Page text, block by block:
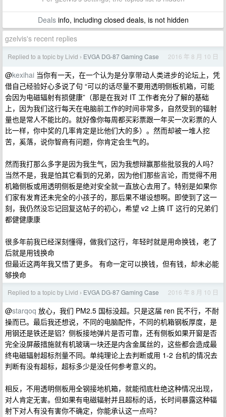
Dealsinfo, including closed deals, is not hidden
gzelvis's recent replies
Replied to a topic by Livid › EVGA DG-87 Gaming Case 2016 年 8 月 10 日
@kexihai 当你有一天，在一个认为是分享带动人类进步的论坛上，凭
借自己经验好心多说了句 “可以的话尽量不要用透明侧板机箱，可能
会因为电磁辐射有损健康”（那是在我对 IT 工作者充分了解的基础
上，因为我们这行每天在电脑前工作的时间非常多，自然受到的辐射
量也是常人不能比的。就好像你每周都买彩票跟一年买一次彩票的人
比一样，你中奖的几率肯定是比他们大的多）。然而却被一堆人挖
苦，奚落，说你智商有问题，你肯定会生气的。
然而我打那么多字是因为我生气，因为我想辩赢那些批驳我的人吗？
当然不是，我是怕其它看到的兄弟，因为他们那些言论，而觉得不用
机箱侧板或用透明侧板是绝对安全就一直放心去用了。特别是如果你
们家有发育还未完全的小孩子的，那后果不堪设想啊。即使到了这一
刻，我仍然没忘记回复这帖子的初心，希望 v2 上搞 IT 这行的兄弟们
都健健康康
很多年前我已经深刻懂得，做我们这行，年轻时就是用命换钱，老了
后就是用钱换命
但最近这两年我又悟了更多。 有命一定可以换钱，但有钱，却未必能
够换命
Replied to a topic by Livid › EVGA DG-87 Gaming Case 2016 年 8 月 10 日
@starqoq 放心，我们 PM2.5 国标没超。只是这届 ren 民不行，不耐
操而已。最后我还想说，不同的电脑配件，不同的机箱钢板厚度，是
用钢还是铁还是铝？侧板接地弹片是否可靠，还有侧板如果开窗是否
完全没屏蔽措施就有机玻璃一块还是内含金属丝的，这些都会造成最
终电磁辐射超标剂量不同。单纯理论上去判断或用 1-2 台机的情况去
判断有没有超标，超标多少是没任何参考意义的。
相反，不用透明侧板用全钢接地机箱，就能彻底杜绝这种情况出现，
对人肯定无害。但如果有电磁辐射并且超标的话，长时间暴露这种辐
射下对人有没有害你不确定，你能承认这一点吗？